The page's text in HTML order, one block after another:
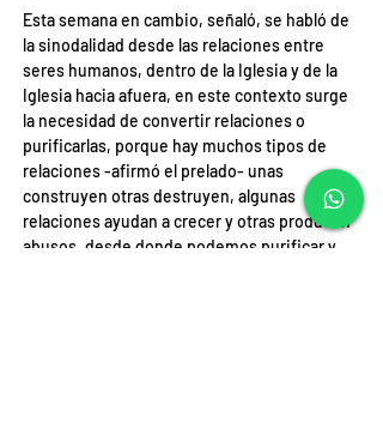
Esta semana en cambio, señaló, se habló de
la sinodalidad desde las relaciones entre
seres humanos, dentro de la Iglesia y de la
Iglesia hacia afuera, en este contexto surge
la necesidad de convertir relaciones o
purificarlas, porque hay muchos tipos de
relaciones -afirmó el prelado- unas
construyen otras destruyen, algunas
relaciones ayudan a crecer y otras producen
abusos, desde donde podemos purificar y